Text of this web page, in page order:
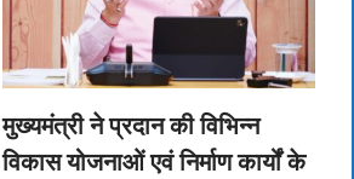
मुख्यमंत्री ने प्रदान की विभिन्न
विकास योजनाओं एवं निर्माण कार्यों के